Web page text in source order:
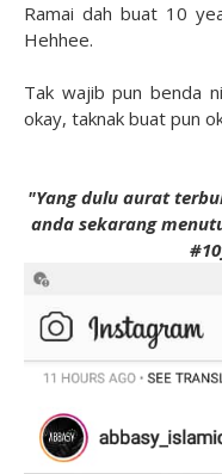
Ramai dah buat 10
Hehhee.
Tak wajib pun benda
okay, taknak buat pun
"Yang dulu aurat
anda sekarang